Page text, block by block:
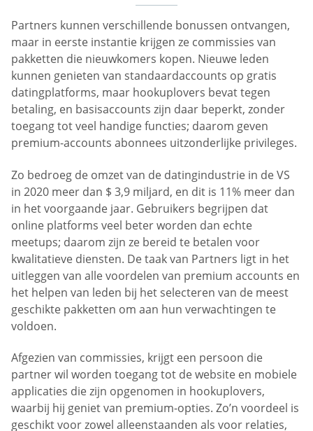
Partners kunnen verschillende bonussen ontvangen,
maar in eerste instantie krijgen ze commissies van
pakketten die nieuwkomers kopen. Nieuwe leden
kunnen genieten van standaardaccounts op gratis
datingplatforms, maar hookuplovers bevat tegen
betaling, en basisaccounts zijn daar beperkt, zonder
toegang tot veel handige functies; daarom geven
premium-accounts abonnees uitzonderlijke privileges.
Zo bedroeg de omzet van de datingindustrie in de VS
in 2020 meer dan $ 3,9 miljard, en dit is 11% meer dan
in het voorgaande jaar. Gebruikers begrijpen dat
online platforms veel beter worden dan echte
meetups; daarom zijn ze bereid te betalen voor
kwalitatieve diensten. De taak van Partners ligt in het
uitleggen van alle voordelen van premium accounts en
het helpen van leden bij het selecteren van de meest
geschikte pakketten om aan hun verwachtingen te
voldoen.
Afgezien van commissies, krijgt een persoon die
partner wil worden toegang tot de website en mobiele
applicaties die zijn opgenomen in hookuplovers,
waarbij hij geniet van premium-opties. Zo’n voordeel is
geschikt voor zowel alleenstaanden als voor relaties,